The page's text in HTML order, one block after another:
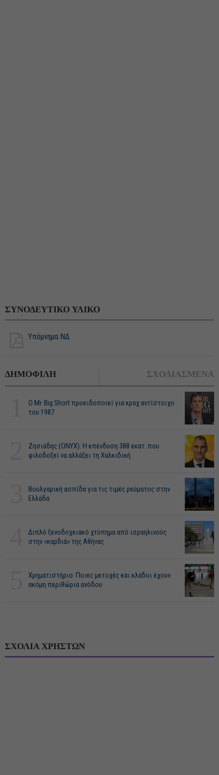
ΣΥΝΟΔΕΥΤΙΚΟ ΥΛΙΚΟ
Υπόμνημα ΝΔ
ΔΗΜΟΦΙΛΗ ΣΧΟΛΙΑΣΜΕΝΑ
O Mr. Big Short προειδοποιεί για κραχ αντίστοιχο
του 1987
Ζησιάδης (ONYX): Η επένδυση 388 εκατ. που
φιλοδοξεί να αλλάξει τη Χαλκιδική
Βουλγαρική ασπίδα για τις τιμές ρεύματος στην
Ελλάδα
Διπλό ξενοδοχειακό χτύπημα από ισραηλινούς
στην «καρδιά» της Αθήνας
Χρηματιστήριο: Ποιες μετοχές και κλάδοι έχουν
ακόμη περιθώρια ανόδου
ΣΧΟΛΙΑ ΧΡΗΣΤΩΝ